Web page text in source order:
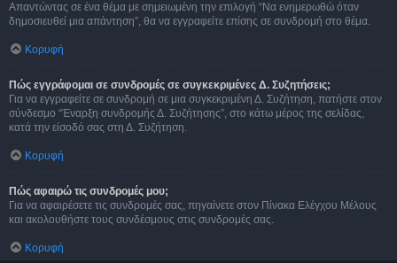
Απαντώντας σε ένα θέμα με σημειωμένη την επιλογή “Να ενημερωθώ όταν
δημοσιευθεί μια απάντηση”, θα να εγγραφείτε επίσης σε συνδρομή στο θέμα.
Κορυφή
Πώς εγγράφομαι σε συνδρομές σε συγκεκριμένες Δ. Συζητήσεις;
Για να εγγραφείτε σε συνδρομή σε μια συγκεκριμένη Δ. Συζήτηση, πατήστε στον
σύνδεσμο “Έναρξη συνδρομής Δ. Συζήτησης”, στο κάτω μέρος της σελίδας,
κατά την είσοδό σας στη Δ. Συζήτηση.
Κορυφή
Πώς αφαιρώ τις συνδρομές μου;
Για να αφαιρέσετε τις συνδρομές σας, πηγαίνετε στον Πίνακα Ελέγχου Μέλους
και ακολουθήστε τους συνδέσμους στις συνδρομές σας.
Κορυφή